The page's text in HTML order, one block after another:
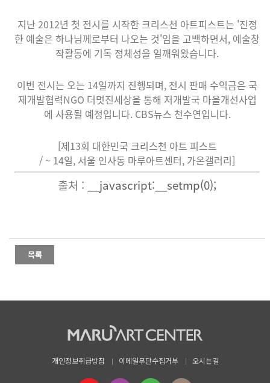
지난 2012년 첫 전시를 시작한 크리스천 아트피스트는 '진정
한 예술은 하나님께로부터 나오는 것'임을 고백하면서, 예술창
작활동에 기독 정체성을 일깨워왔습니다.
이번 전시는 오는 14일까지 진행되며, 전시 판매 수익금은 국
제개발협력NGO 더멋진세상을 통해 저개발국 마을개선사업
에 사용될 예정입니다. CBS뉴스 천수연입니다.
[제13회 대한민국 크리스천 아트 피스트
/ ~ 14일, 서울 인사동 마루아트센터, 가온갤러리]
출처 : __javascript:__setmp(0);
개인정보취급방침 이메일무단수집거부 오시는길